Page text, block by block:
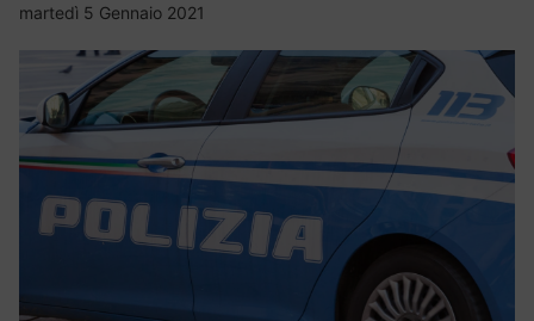
martedì 5 Gennaio 2021